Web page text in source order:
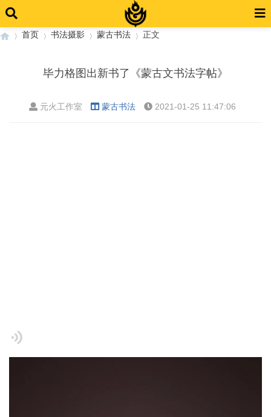
首页 书法摄影 蒙古书法 正文
毕力格图出新书了《蒙古文书法字帖》
元火工作室 蒙古书法 2021-01-25 11:47:06